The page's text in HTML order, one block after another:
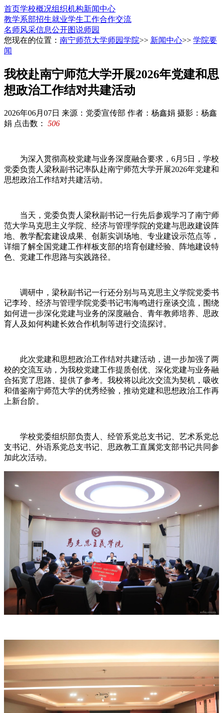
首页学校概况组织机构新闻中心
教学系部招生就业学生工作合作交流
名师风采信息公开图说师园
您现在的位置： 南宁师范大学师园学院>> 新闻中心>> 学院要
闻
我校赴南宁师范大学开展2026年党建和思
想政治工作结对共建活动
2026年06月07日 来源：党委宣传部 作者：杨鑫娟 摄影：杨鑫
娟 点击数： 506
为深入贯彻高校党建与业务深度融合要求，6月5日，学校
党委负责人梁秋副书记率队赴南宁师范大学开展2026年党建和
思想政治工作结对共建活动。
当天，党委负责人梁秋副书记一行先后参观学习了南宁师
范大学马克思主义学院、经济与管理学院的党建与思政建设阵
地、教学配套建设成果、创新实训场地、专业建设示范点等，
详细了解全国党建工作样板支部的培育创建经验、阵地建设特
色、党建工作思路与实践路径。
调研中，梁秋副书记一行还分别与马克思主义学院党委书
记李玲、经济与管理学院党委书记韦海鸣进行座谈交流，围绕
如何进一步深化党建与业务的深度融合、青年教师培养、思政
育人及如何构建长效合作机制等进行交流探讨。
此次党建和思想政治工作结对共建活动，进一步加强了两
校的交流互动，为我校党建工作提质创优、深化党建与业务融
合拓宽了思路、提供了参考。我校将以此次交流为契机，吸收
和借鉴南宁师范大学的优秀经验，推动党建和思想政治工作再
上新台阶。
学校党委组织部负责人、经管系党总支书记、艺术系党总
支书记、外语系党总支书记、思政教工直属党支部书记共同参
加此次活动。